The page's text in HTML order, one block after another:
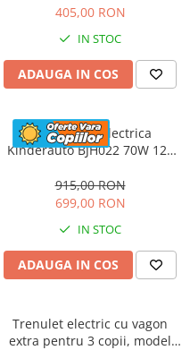
405,00 RON
IN STOC
ADAUGA IN COS
Motocicleta electrica
Kinderauto BJH022 70W 12V
culoare Rosie
915,00 RON
699,00 RON
IN STOC
ADAUGA IN COS
Trenulet electric cu vagon
extra pentru 3 copii, model